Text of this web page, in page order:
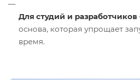
Для студий и разработчиков
основа, которая упрощает
время.